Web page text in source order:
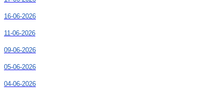
16-06-2026
11-06-2026
09-06-2026
05-06-2026
04-06-2026